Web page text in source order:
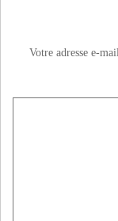
Votre adresse e-